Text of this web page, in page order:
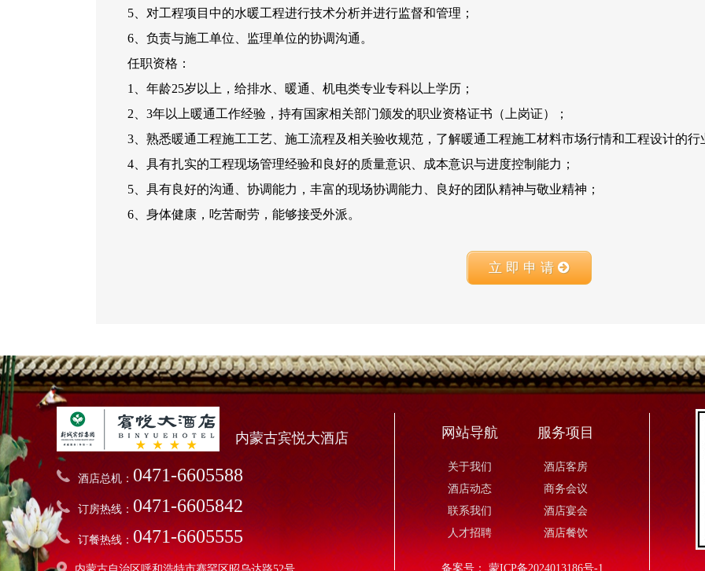
5、对工程项目中的水暖工程进行技术分析并进行监督和管理；
6、负责与施工单位、监理单位的协调沟通。
任职资格：
1、年龄25岁以上，给排水、暖通、机电类专业专科以上学历；
2、3年以上暖通工作经验，持有国家相关部门颁发的职业资格证书（上岗证）；
3、熟悉暖通工程施工工艺、施工流程及相关验收规范，了解暖通工程施工材料市场行情和工程设计的行
4、具有扎实的工程现场管理经验和良好的质量意识、成本意识与进度控制能力；
5、具有良好的沟通、协调能力，丰富的现场协调能力、良好的团队精神与敬业精神；
6、身体健康，吃苦耐劳，能够接受外派。
立 即 申 请
内蒙古宾悦大酒店
酒店总机： 0471-6605588
订房热线： 0471-6605842
订餐热线： 0471-6605555
内蒙古自治区呼和浩特市赛罕区昭乌达路52号
网站导航
关于我们
酒店动态
联系我们
人才招聘
服务项目
酒店客房
商务会议
酒店宴会
酒店餐饮
备案号： 蒙ICP备2024013186号-1